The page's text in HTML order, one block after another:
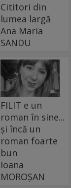
Cititori din
lumea largă
Ana Maria
SANDU
FILIT e un
roman în sine...
și încă un
roman foarte
bun
Ioana
MOROȘAN